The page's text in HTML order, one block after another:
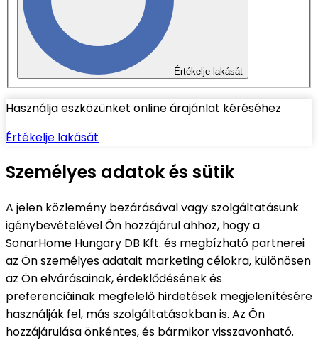
Értékelje lakását
Használja eszközünket online árajánlat kéréséhez
Értékelje lakását
Személyes adatok és sütik
A jelen közlemény bezárásával vagy szolgáltatásunk
igénybevételével Ön hozzájárul ahhoz, hogy a
SonarHome Hungary DB Kft. és megbízható partnerei
az Ön személyes adatait marketing célokra, különösen
az Ön elvárásainak, érdeklődésének és
preferenciáinak megfelelő hirdetések megjelenítésére
használják fel, más szolgáltatásokban is. Az Ön
hozzájárulása önkéntes, és bármikor visszavonható.